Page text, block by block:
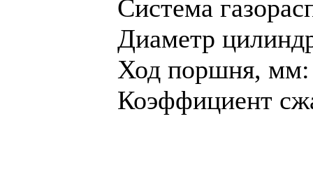
Система
Диaметр
Ход поршня, мм:
Коэффициент